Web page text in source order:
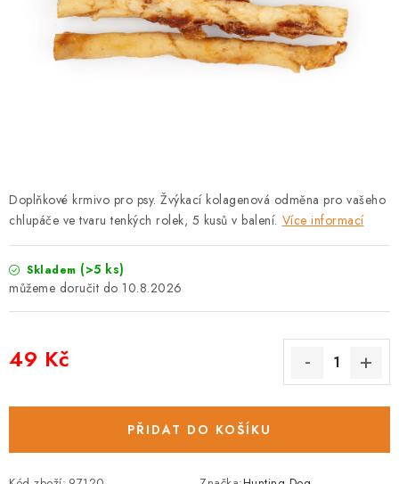
SLUŽBY
Podmínky ochrany osobních údajů
FAQ
Doplňkové krmivo pro psy. Žvýkací kolagenová odměna pro vašeho
chlupáče ve tvaru tenkých rolek, 5 kusů v balení. Více informací
Skladem (>5 ks)
10.8.2026
49 Kč
PŘIDAT DO KOŠÍKU